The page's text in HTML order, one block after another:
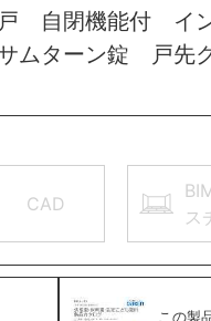
戸 自閉機能付
ターン錠 戸先
CAD
ス
この製